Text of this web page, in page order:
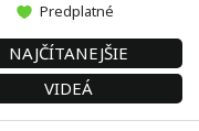
Predplatné
NAJČÍTANEJŠIE
VIDEÁ